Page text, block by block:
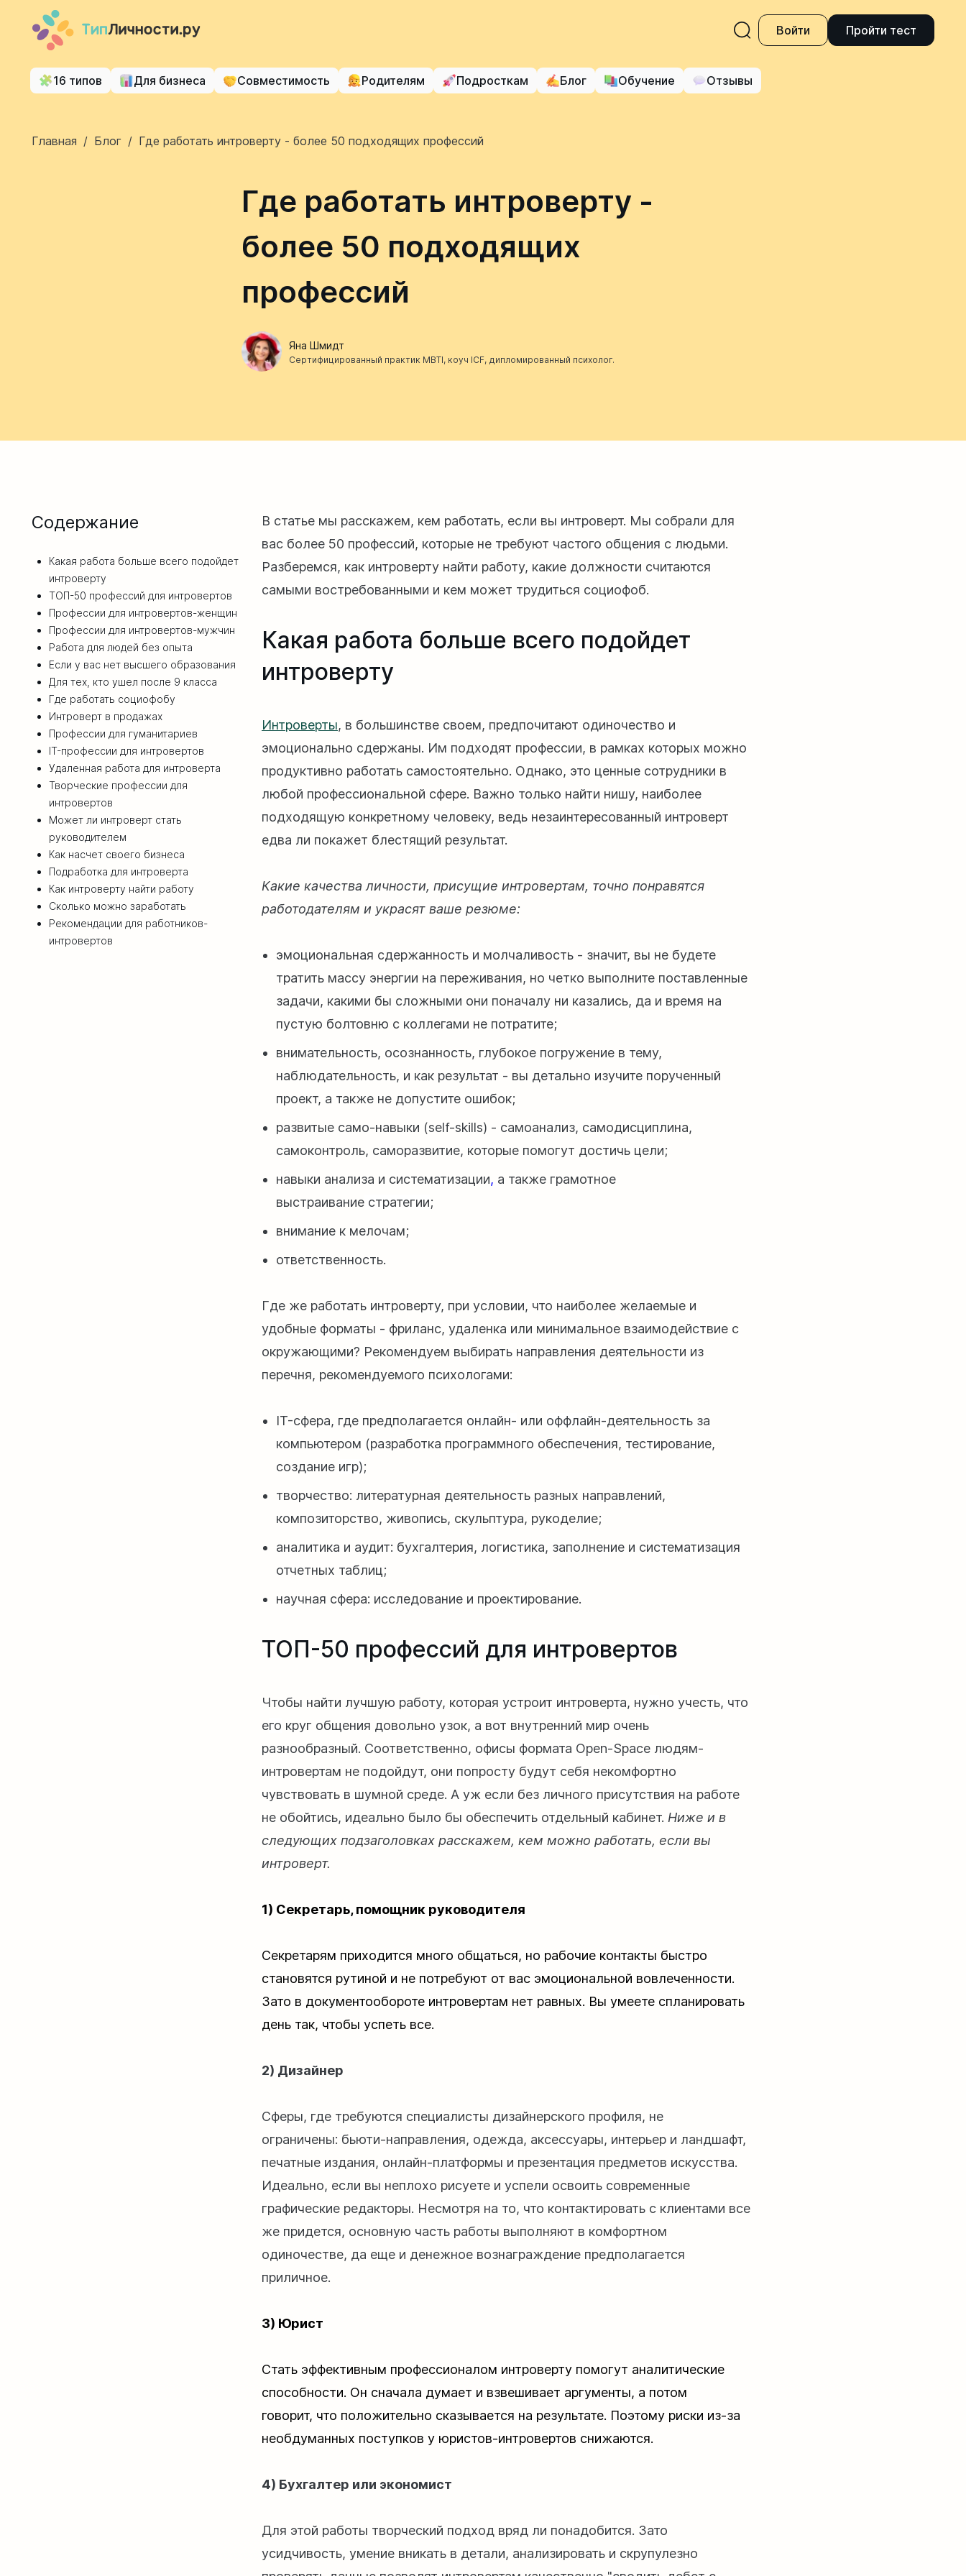
Войти Пройти тест
16 типов Для бизнеса Совместимость Родителям Подросткам Блог Обучение Отзывы
Главная / Блог / Где работать интроверту - более 50 подходящих профессий
Где работать интроверту -
более 50 подходящих
профессий
Яна Шмидт
Сертифицированный практик MBTI, коуч ICF, дипломированный психолог.
Содержание
Какая работа больше всего подойдет
интроверту
ТОП-50 профессий для интровертов
Профессии для интровертов-женщин
Профессии для интровертов-мужчин
Работа для людей без опыта
Если у вас нет высшего образования
Для тех, кто ушел после 9 класса
Где работать социофобу
Интроверт в продажах
Профессии для гуманитариев
IT-профессии для интровертов
Удаленная работа для интроверта
Творческие профессии для
интровертов
Может ли интроверт стать
руководителем
Как насчет своего бизнеса
Подработка для интроверта
Как интроверту найти работу
Сколько можно заработать
Рекомендации для работников-
интровертов
В статье мы расскажем, кем работать, если вы интроверт. Мы собрали для
вас более 50 профессий, которые не требуют частого общения с людьми.
Разберемся, как интроверту найти работу, какие должности считаются
самыми востребованными и кем может трудиться социофоб.
Какая работа больше всего подойдет
интроверту
Интроверты, в большинстве своем, предпочитают одиночество и
эмоционально сдержаны. Им подходят профессии, в рамках которых можно
продуктивно работать самостоятельно. Однако, это ценные сотрудники в
любой профессиональной сфере. Важно только найти нишу, наиболее
подходящую конкретному человеку, ведь незаинтересованный интроверт
едва ли покажет блестящий результат.
Какие качества личности, присущие интровертам, точно понравятся
работодателям и украсят ваше резюме:
эмоциональная сдержанность и молчаливость - значит, вы не будете
тратить массу энергии на переживания, но четко выполните поставленные
задачи, какими бы сложными они поначалу ни казались, да и время на
пустую болтовню с коллегами не потратите;
внимательность, осознанность, глубокое погружение в тему,
наблюдательность, и как результат - вы детально изучите порученный
проект, а также не допустите ошибок;
развитые само-навыки (self-skills) - самоанализ, самодисциплина,
самоконтроль, саморазвитие, которые помогут достичь цели;
навыки анализа и систематизации, а также грамотное
выстраивание стратегии;
внимание к мелочам;
ответственность.
Где же работать интроверту, при условии, что наиболее желаемые и
удобные форматы - фриланс, удаленка или минимальное взаимодействие с
окружающими? Рекомендуем выбирать направления деятельности из
перечня, рекомендуемого психологами:
IT-сфера, где предполагается онлайн- или оффлайн-деятельность за
компьютером (разработка программного обеспечения, тестирование,
создание игр);
творчество: литературная деятельность разных направлений,
композиторство, живопись, скульптура, рукоделие;
аналитика и аудит: бухгалтерия, логистика, заполнение и систематизация
отчетных таблиц;
научная сфера: исследование и проектирование.
ТОП-50 профессий для интровертов
Чтобы найти лучшую работу, которая устроит интроверта, нужно учесть, что
его круг общения довольно узок, а вот внутренний мир очень
разнообразный. Соответственно, офисы формата Open-Space людям-
интровертам не подойдут, они попросту будут себя некомфортно
чувствовать в шумной среде. А уж если без личного присутствия на работе
не обойтись, идеально было бы обеспечить отдельный кабинет. Ниже и в
следующих подзаголовках расскажем, кем можно работать, если вы
интроверт.
1) Секретарь, помощник руководителя
Секретарям приходится много общаться, но рабочие контакты быстро
становятся рутиной и не потребуют от вас эмоциональной вовлеченности.
Зато в документообороте интровертам нет равных. Вы умеете спланировать
день так, чтобы успеть все.
2) Дизайнер
Сферы, где требуются специалисты дизайнерского профиля, не
ограничены: бьюти-направления, одежда, аксессуары, интерьер и ландшафт,
печатные издания, онлайн-платформы и презентация предметов искусства.
Идеально, если вы неплохо рисуете и успели освоить современные
графические редакторы. Несмотря на то, что контактировать с клиентами все
же придется, основную часть работы выполняют в комфортном
одиночестве, да еще и денежное вознаграждение предполагается
приличное.
3) Юрист
Стать эффективным профессионалом интроверту помогут аналитические
способности. Он сначала думает и взвешивает аргументы, а потом
говорит, что положительно сказывается на результате. Поэтому риски из-за
необдуманных поступков у юристов-интровертов снижаются.
4) Бухгалтер или экономист
Для этой работы творческий подход вряд ли понадобится. Зато
усидчивость, умение вникать в детали, анализировать и скрупулезно